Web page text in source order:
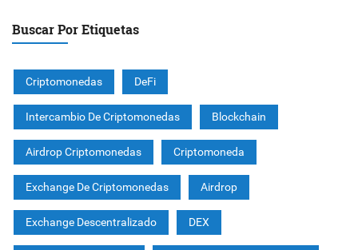
Buscar Por Etiquetas
Criptomonedas DeFi
Intercambio De Criptomonedas Blockchain
Airdrop Criptomonedas Criptomoneda
Exchange De Criptomonedas Airdrop
Exchange Descentralizado DEX